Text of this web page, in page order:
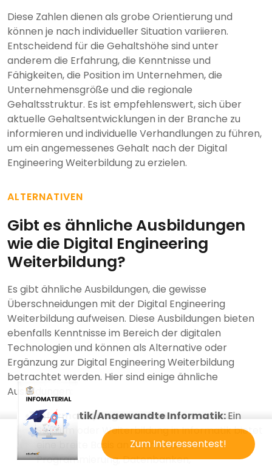
Diese Zahlen dienen als grobe Orientierung und
können je nach individueller Situation variieren.
Entscheidend für die Gehaltshöhe sind unter
anderem die Erfahrung, die Kenntnisse und
Fähigkeiten, die Position im Unternehmen, die
Unternehmensgröße und die regionale
Gehaltsstruktur. Es ist empfehlenswert, sich über
aktuelle Gehaltsentwicklungen in der Branche zu
informieren und individuelle Verhandlungen zu führen,
um ein angemessenes Gehalt nach der Digital
Engineering Weiterbildung zu erzielen.
ALTERNATIVEN
Gibt es ähnliche Ausbildungen
wie die Digital Engineering
Weiterbildung?
Es gibt ähnliche Ausbildungen, die gewisse
Überschneidungen mit der Digital Engineering
Weiterbildung aufweisen. Diese Ausbildungen bieten
ebenfalls Kenntnisse im Bereich der digitalen
Technologien und können als Alternative oder
Ergänzung zur Digital Engineering Weiterbildung
betrachtet werden. Hier sind einige ähnliche
Ausbildungen:
Informatik/Angewandte Informatik:Ein
Studium oder Weiterbildung in Informatik bietet
eine breite Basis an Kenntnissen in
Programmierung, Datenbanken,
Zum Interessentest!